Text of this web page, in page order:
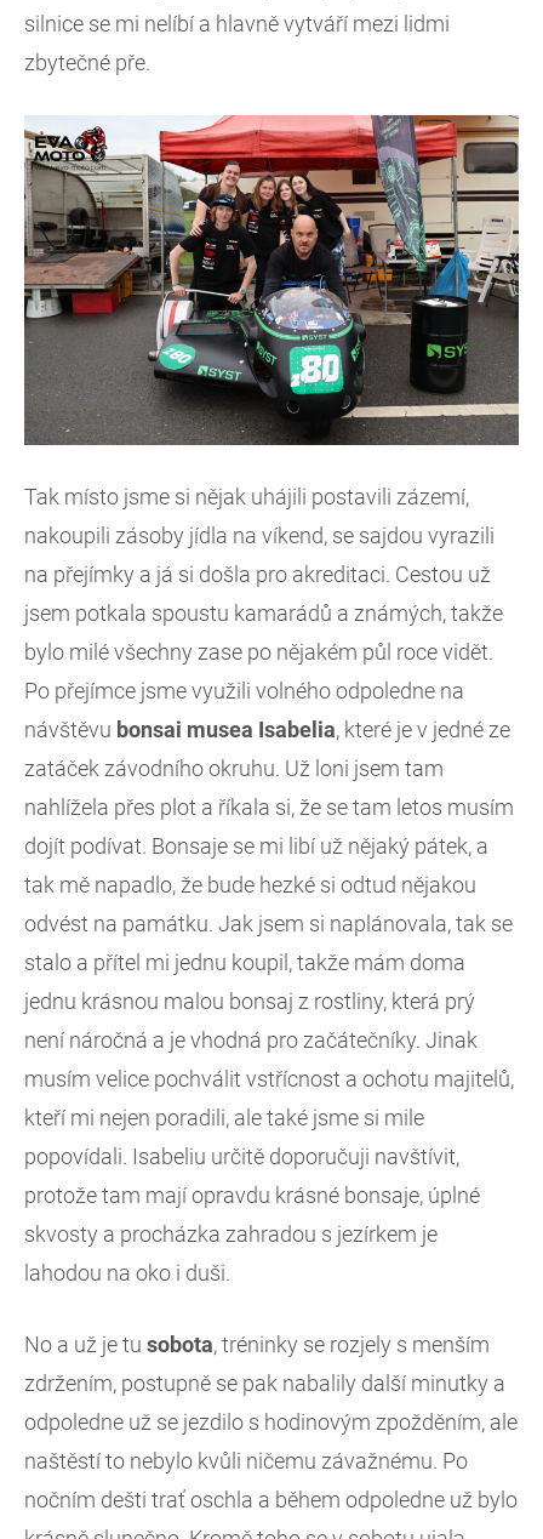
silnice se mi nelíbí a hlavně vytváří mezi lidmi
zbytečné pře.
Tak místo jsme si nějak uhájili postavili zázemí,
nakoupili zásoby jídla na víkend, se sajdou vyrazili
na přejímky a já si došla pro akreditaci. Cestou už
jsem potkala spoustu kamarádů a známých, takže
bylo milé všechny zase po nějakém půl roce vidět.
Po přejímce jsme využili volného odpoledne na
návštěvu bonsai musea Isabelia, které je v jedné ze
zatáček závodního okruhu. Už loni jsem tam
nahlížela přes plot a říkala si, že se tam letos musím
dojít podívat. Bonsaje se mi libí už nějaký pátek, a
tak mě napadlo, že bude hezké si odtud nějakou
odvést na památku. Jak jsem si naplánovala, tak se
stalo a přítel mi jednu koupil, takže mám doma
jednu krásnou malou bonsaj z rostliny, která prý
není náročná a je vhodná pro začátečníky. Jinak
musím velice pochválit vstřícnost a ochotu majitelů,
kteří mi nejen poradili, ale také jsme si mile
popovídali. Isabeliu určitě doporučuji navštívit,
protože tam mají opravdu krásné bonsaje, úplné
skvosty a procházka zahradou s jezírkem je
lahodou na oko i duši.
No a už je tu sobota, tréninky se rozjely s menším
zdržením, postupně se pak nabalily další minutky a
odpoledne už se jezdilo s hodinovým zpožděním, ale
naštěstí to nebylo kvůli ničemu závažnému. Po
nočním dešti trať oschla a během odpoledne už bylo